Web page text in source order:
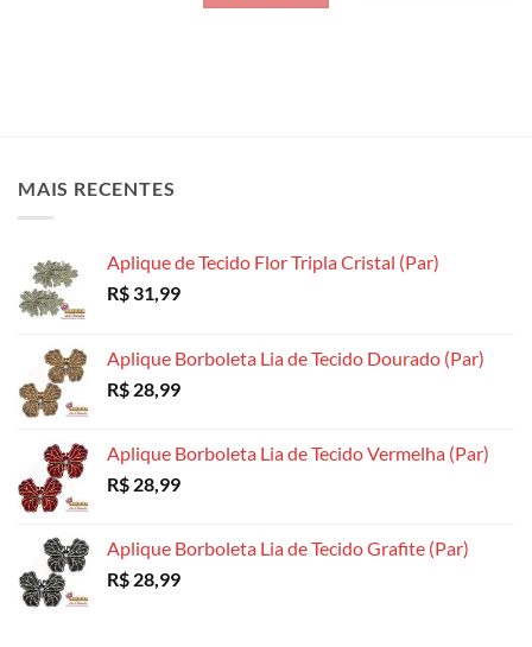
MAIS RECENTES
Aplique de Tecido Flor Tripla Cristal (Par)
R$ 31,99
Aplique Borboleta Lia de Tecido Dourado (Par)
R$ 28,99
Aplique Borboleta Lia de Tecido Vermelha (Par)
R$ 28,99
Aplique Borboleta Lia de Tecido Grafite (Par)
R$ 28,99